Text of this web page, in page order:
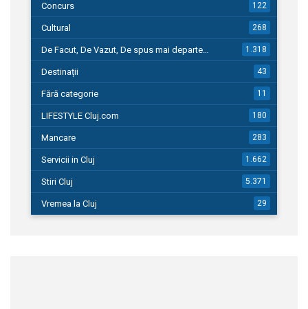
Concurs 122
Cultural 268
De Facut, De Vazut, De spus mai departe… 1.318
Destinații 43
Fără categorie 11
LIFESTYLE Cluj.com 180
Mancare 283
Servicii in Cluj 1.662
Stiri Cluj 5.371
Vremea la Cluj 29